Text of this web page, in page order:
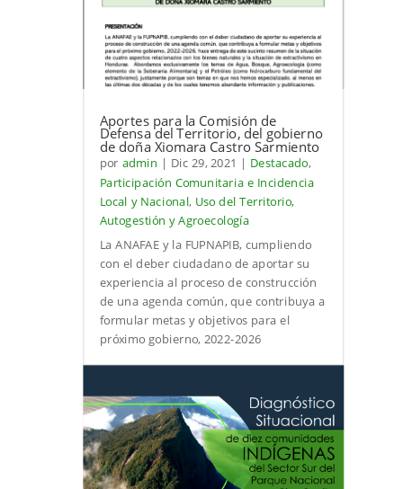
Aportes para la Comisión de
Defensa del Territorio, del gobierno
de doña Xiomara Castro Sarmiento
por admin | Dic 29, 2021 | Destacado,
Participación Comunitaria e Incidencia
Local y Nacional, Uso del Territorio,
Autogestión y Agroecología
La ANAFAE y la FUPNAPIB, cumpliendo
con el deber ciudadano de aportar su
experiencia al proceso de construcción
de una agenda común, que contribuya a
formular metas y objetivos para el
próximo gobierno, 2022-2026